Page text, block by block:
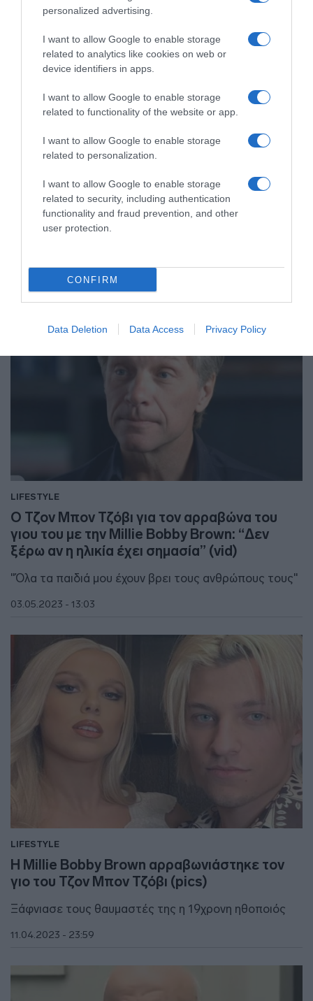
personalized advertising.
I want to allow Google to enable storage
related to analytics like cookies on web or
device identifiers in apps.
I want to allow Google to enable storage
related to functionality of the website or app.
I want to allow Google to enable storage
related to personalization.
I want to allow Google to enable storage
related to security, including authentication
functionality and fraud prevention, and other
user protection.
CONFIRM
Data Deletion Data Access Privacy Policy
LIFESTYLE
Λόρεν Σάντσεζ μετά από 5 χρόνια σχέσης
Το εντυπωσιακό μονόπετρο και η πρόταση γάμου στο
πολυτελές γιοτ
LIFESTYLE
Ο Τζον Μπον Τζόβι για τον αρραβώνα του
γιου του με την Millie Bobby Brown: “Δεν
ξέρω αν η ηλικία έχει σημασία” (vid)
"Όλα τα παιδιά μου έχουν βρει τους ανθρώπους τους"
03.05.2023 - 13:03
LIFESTYLE
Η Millie Bobby Brown αρραβωνιάστηκε τον
γιο του Τζον Μπον Τζόβι (pics)
Ξάφνιασε τους θαυμαστές της η 19χρονη ηθοποιός
11.04.2023 - 23:59